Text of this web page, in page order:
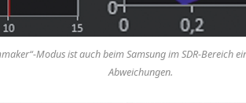
Modus ist auch beim Samsung im SDR-Bereich
Abweichungen.